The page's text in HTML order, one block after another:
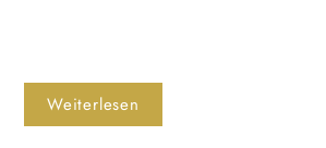
Weiterlesen